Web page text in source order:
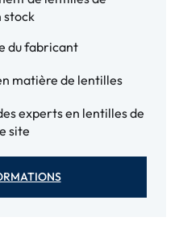
stock
du fabricant
matière de lentilles
experts en lentilles de
site